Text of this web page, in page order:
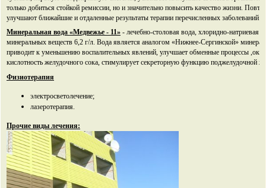
только добиться стойкой ремиссии, но и значительно повысить качество жизни.
улучшают ближайшие и отдаленные результаты терапии перечисленных заболеваний.
Минеральная вода «Медвежье - 11» - лечебно-столовая вода, хлоридно-натриевая
минеральных веществ 6,2 г/л. Вода является аналогом «Нижнее-Сергинской»
приводит к уменьшению воспалительных явлений, улучшает обменные процессы
кислотность желудочного сока, стимулирует секреторную функцию поджелудочной
Физиотерапия
электросветолечение;
лазеротерапия.
Прочие виды лечения: